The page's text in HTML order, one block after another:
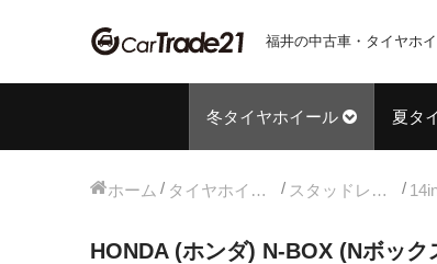
福井の中古車・タイヤホ
冬タイヤホイール 夏タ
ホーム タイヤホイールセット スタッドレス中古タイヤホイール
HONDA (ホンダ) N-BOX (Nボッ